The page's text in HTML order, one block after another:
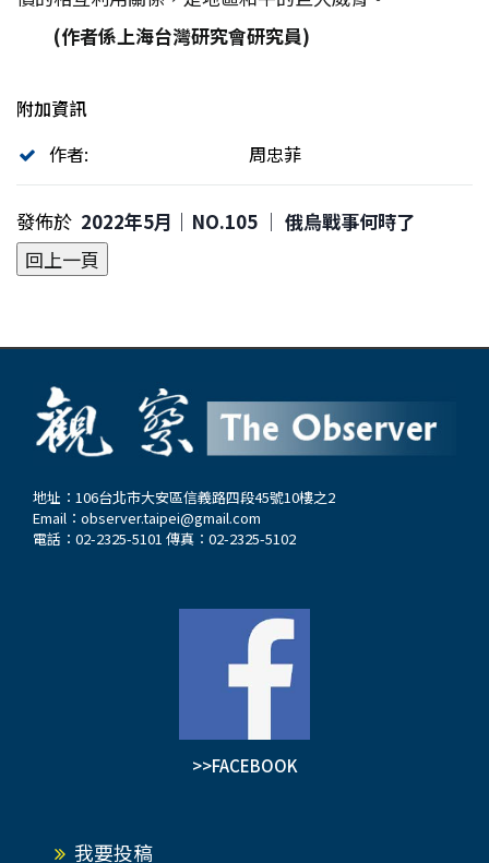
(作者係上海台灣研究會研究員)
附加資訊
作者:
周忠菲
發佈於 2022年5月｜NO.105 │ 俄烏戰事何時了
地址：106台北市大安區信義路四段45號10樓之2
Email： observer.taipei@gmail.com
電話：02-2325-5101 傳真：02-2325-5102
>>FACEBOOK
我要投稿